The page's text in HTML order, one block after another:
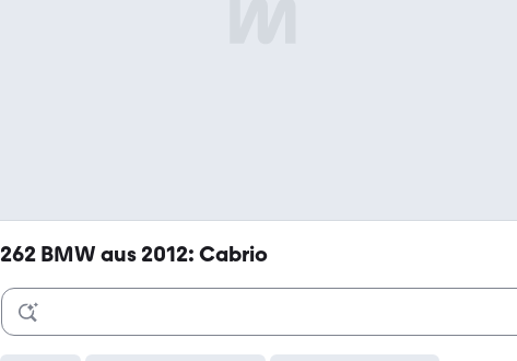
262 BMW aus 2012: Cabrio